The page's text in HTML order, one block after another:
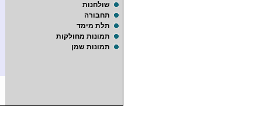
שולחנות
תחבורה
תלת מימד
תמונות מחולקות
תמונות שמן